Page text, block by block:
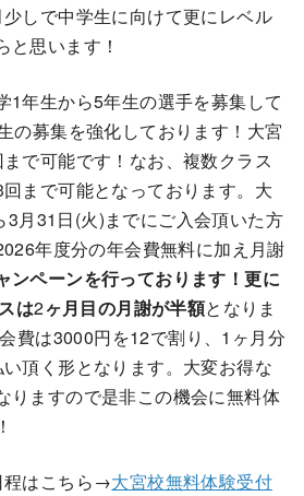
しで中学生に向けて更にレベル
と思います！
1年生から5年生の選手を募集して
の募集を強化しております！大宮
で可能です！なお、複数クラス
まで可能となっております。大
3月31日(火)までにご入会頂いた方
年度分の年会費無料に加え月謝
ンペーンを行っております！更に
は2ヶ月目の月謝が半額となりま
費は3000円を12で割り、1ヶ月分
頂く形となります。大変お得な
りますので是非この機会に無料体
程はこちら→大宮校無料体験受付